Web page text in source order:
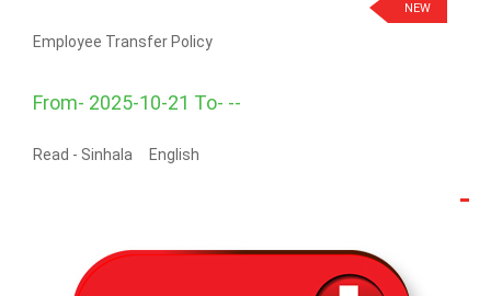
NEW
Employee Transfer Policy
From- 2025-10-21 To- --
Read - Sinhala English